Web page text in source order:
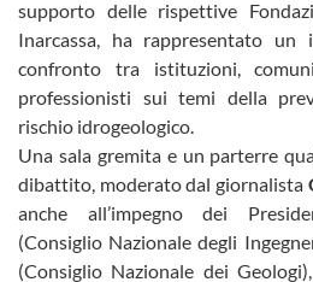
supporto delle rispettive
Inarcassa, ha rappresentato un
confronto tra istituzioni,
professionisti sui temi della
rischio idrogeologico.
Una sala gremita e un parterre
dibattito, moderato dal giornalista
anche all’impegno dei
(Consiglio Nazionale degli
(Consiglio Nazionale dei